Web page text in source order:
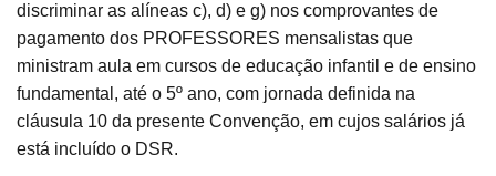
discriminar as alíneas c), d) e g) nos comprovantes de
pagamento dos PROFESSORES mensalistas que
ministram aula em cursos de educação infantil e de ensino
fundamental, até o 5º ano, com jornada definida na
cláusula 10 da presente Convenção, em cujos salários já
está incluído o DSR.